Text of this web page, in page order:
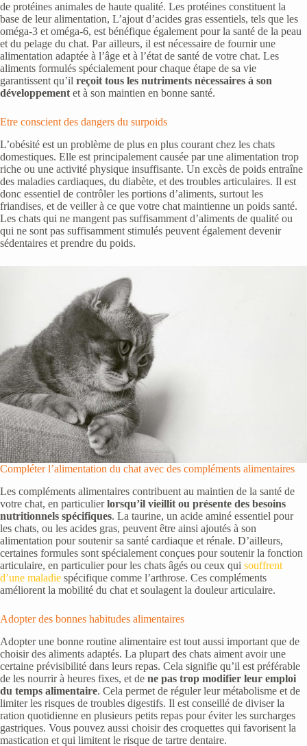
de protéines animales de haute qualité. Les protéines constituent la
base de leur alimentation, L’ajout d’acides gras essentiels, tels que les
oméga-3 et oméga-6, est bénéfique également pour la santé de la peau
et du pelage du chat. Par ailleurs, il est nécessaire de fournir une
alimentation adaptée à l’âge et à l’état de santé de votre chat. Les
aliments formulés spécialement pour chaque étape de sa vie
garantissent qu’il reçoit tous les nutriments nécessaires à son
développementet à son maintien en bonne santé.
Etre conscient des dangers du surpoids
L’obésité est un problème de plus en plus courant chez les chats
domestiques. Elle est principalement causée par une alimentation trop
riche ou une activité physique insuffisante. Un excès de poids entraîne
des maladies cardiaques, du diabète, et des troubles articulaires. Il est
donc essentiel de contrôler les portions d’aliments, surtout les
friandises, et de veiller à ce que votre chat maintienne un poids santé.
Les chats qui ne mangent pas suffisamment d’aliments de qualité ou
qui ne sont pas suffisamment stimulés peuvent également devenir
sédentaires et prendre du poids.
Compléter l’alimentation du chat avec des compléments alimentaires
Les compléments alimentaires contribuent au maintien de la santé de
votre chat, en particulierlorsqu’il vieillit ou présente des besoins
nutritionnels spécifiques. La taurine, un acide aminé essentiel pour
les chats, ou les acides gras, peuvent être ainsi ajoutés à son
alimentation pour soutenir sa santé cardiaque et rénale. D’ailleurs,
certaines formules sont spécialement conçues pour soutenir la fonction
articulaire, en particulier pour les chats âgés ou ceux qui souffrent
d’une maladie spécifique comme l’arthrose. Ces compléments
améliorent la mobilité du chat et soulagent la douleur articulaire.
Adopter des bonnes habitudes alimentaires
Adopter une bonne routine alimentaire est tout aussi important que de
choisir des aliments adaptés. La plupart des chats aiment avoir une
certaine prévisibilité dans leurs repas. Cela signifie qu’il est préférable
de les nourrir à heures fixes, et de ne pas trop modifier leur emploi
du temps alimentaire. Cela permet de réguler leur métabolisme et de
limiter les risques de troubles digestifs. Il est conseillé de diviser la
ration quotidienne en plusieurs petits repas pour éviter les surcharges
gastriques. Vous pouvez aussi choisir des croquettes qui favorisent la
mastication et qui limitent le risque de tartre dentaire.